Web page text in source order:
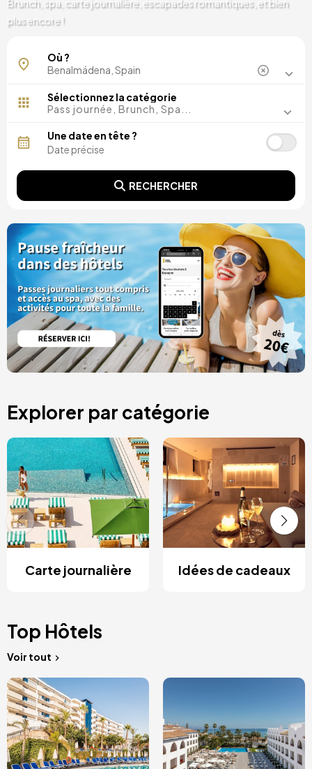
Brunch, spa, carte journalière, escapades romantiques, et bien
plus encore !
Où ?
Sélectionnez la catégorie
Pass journée, Brunch, Spa...
Une date en tête ?
RECHERCHER
Explorer par catégorie
Carte journalière Idées de cadeaux
Top Hôtels
Voir tout
Image